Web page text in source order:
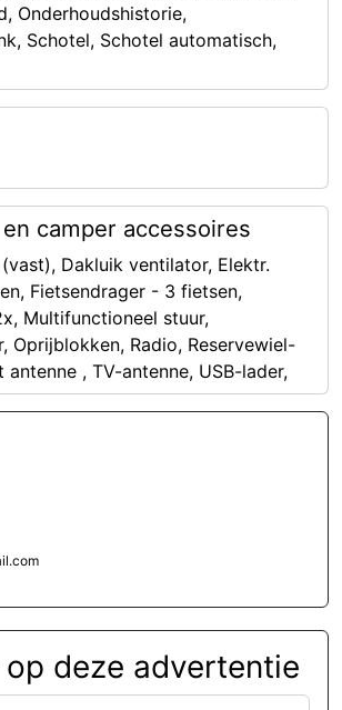
Onderhoudshistorie,
Schotel, Schotel automatisch,
camper accessoires
Dakluik ventilator, Elektr.
Fietsendrager - 3 fietsen,
Multifunctioneel stuur,
Oprijblokken, Radio, Reservewiel-
antenne , TV-antenne, USB-lader,
op deze advertentie